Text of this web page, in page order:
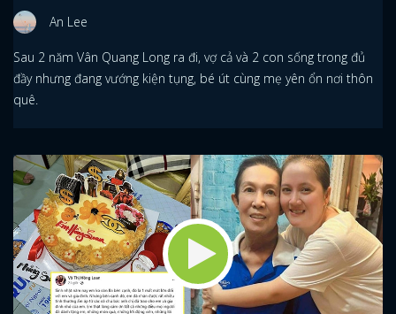
An Lee
Sau 2 năm Vân Quang Long ra đi, vợ cả và 2 con sống trong đủ
đầy nhưng đang vướng kiện tụng, bé út cùng mẹ yên ổn nơi thôn
quê.